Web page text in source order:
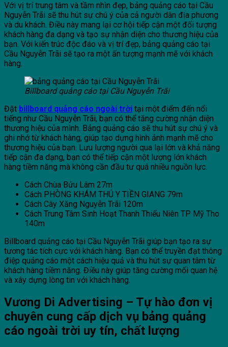
Với vị trí trung tâm và tầm nhìn đẹp, bảng quảng cáo tại Cầu
Nguyễn Trãi sẽ thu hút sự chú ý của cả người dân địa phương
và du khách. Điều này mang lại cơ hội tiếp cận một đối tượng
khách hàng đa dạng và tạo sự nhận diện cho thương hiệu của
bạn. Với kiến trúc độc đáo và vị trí đẹp, bảng quảng cáo tại
Cầu Nguyễn Trãi sẽ tạo ra một ấn tượng mạnh mẽ với khách
hàng.
Billboard quảng cáo tại Cầu Nguyễn Trãi
Đặt billboard quảng cáo ngoài trời tại một điểm đến nổi
tiếng như Cầu Nguyễn Trãi, bạn có thể tăng cường nhận diện
thương hiệu của mình. Bảng quảng cáo sẽ thu hút sự chú ý và
ghi nhớ từ khách hàng, giúp tạo dựng hình ảnh mạnh mẽ cho
thương hiệu của bạn. Lưu lượng người qua lại lớn và khả năng
tiếp cận đa dạng, bạn có thể tiếp cận một lượng lớn khách
hàng tiềm năng mà không cần đầu tư quá nhiều nguồn lực.
Cách Chùa Bửu Lâm 27m
Cách PHÒNG KHÁM THÚ Y TIỀN GIANG 79m
Cách Cây Xăng Nguyễn Trãi 120m
Cách Trung Tâm Sinh Hoạt Thanh Thiếu Niên TP Mỹ Tho
140m
Billboard quảng cáo tại Cầu Nguyễn Trãi giúp bạn tạo ra sự
tương tác tích cực với khách hàng. Bạn có thể truyền đạt thông
điệp quảng cáo một cách hiệu quả và thu hút sự quan tâm từ
khách hàng tiềm năng. Điều này giúp tăng cường mối quan hệ
và xây dựng lòng tin với khách hàng.
Vương Di Advertising – Tự hào đơn vị
chuyên cung cấp dịch vụ bảng quảng
cáo ngoài trời uy tín, chất lượng